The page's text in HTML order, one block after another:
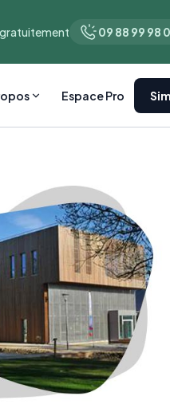
09 88 99 98
Espace Pro